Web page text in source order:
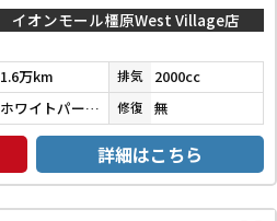
イオンモール橿原West Village店
1.6万km 排気 2000cc
ホワイトパールクリスタルシャイン 修復 無
詳細はこちら